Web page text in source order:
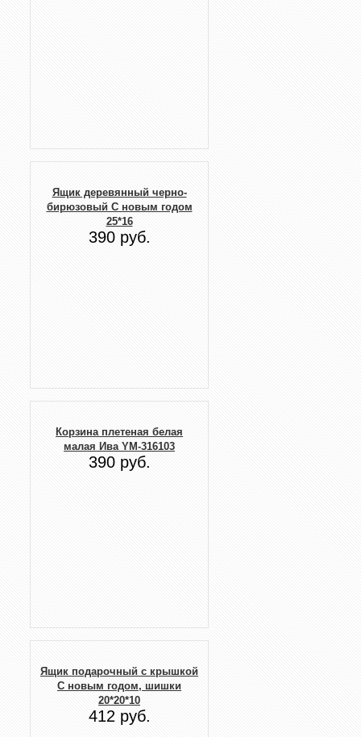
Ящик деревянный черно-
бирюзовый С новым годом
25*16
390 руб.
Корзина плетеная белая
малая Ива YM-316103
390 руб.
Ящик подарочный с крышкой
С новым годом, шишки
20*20*10
412 руб.